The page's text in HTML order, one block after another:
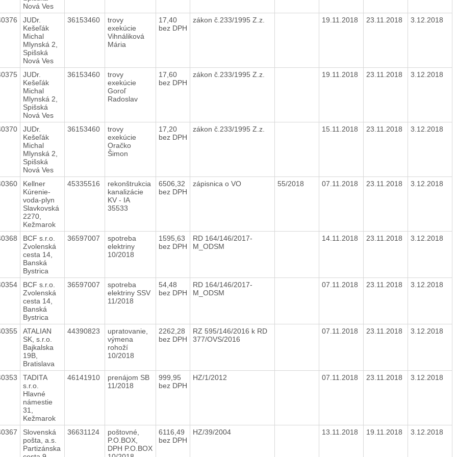
Nová Ves
JUDr.
Kešeľák
Michal
Mlynská 2,
Spišská
Nová Ves
36153460
trovy
exekúcie
Vihnáliková
Mária
17,40
bez DPH
zákon č.233/1995 Z.z. 19.11.2018 23.11.2018 3.12.2018
JUDr.
Kešeľák
Michal
Mlynská 2,
Spišská
Nová Ves
36153460
trovy
exekúcie
Goroľ
Radoslav
17,60
bez DPH
zákon č.233/1995 Z.z. 19.11.2018 23.11.2018 3.12.2018
JUDr.
Kešeľák
Michal
Mlynská 2,
Spišská
Nová Ves
36153460
trovy
exekúcie
Oračko
Šimon
17,20
bez DPH
zákon č.233/1995 Z.z. 15.11.2018 23.11.2018 3.12.2018
Kellner
Kúrenie-
voda-plyn
Slavkovská
2270,
Kežmarok
45335516
rekonštrukcia
kanalizácie
KV - IA
35533
6506,32
bez DPH
zápisnica o VO 55/2018 07.11.2018 23.11.2018 3.12.2018
BCF s.r.o.
Zvolenská
cesta 14,
Banská
Bystrica
36597007
spotreba
elektriny
10/2018
1595,63
bez DPH
RD 164/146/2017-
M_ODSM
14.11.2018 23.11.2018 3.12.2018
BCF s.r.o.
Zvolenská
cesta 14,
Banská
Bystrica
36597007
spotreba
elektriny SSV
11/2018
54,48
bez DPH
RD 164/146/2017-
M_ODSM
07.11.2018 23.11.2018 3.12.2018
ATALIAN
SK, s.r.o.
Bajkalska
19B,
Bratislava
44390823
upratovanie,
výmena
rohoží
10/2018
2262,28
bez DPH
RZ 595/146/2016 k RD
377/OVS/2016
07.11.2018 23.11.2018 3.12.2018
TADITA
s.r.o.
Hlavné
námestie
31,
Kežmarok
46141910
prenájom SB
11/2018
999,95
bez DPH
HZ/1/2012 07.11.2018 23.11.2018 3.12.2018
Slovenská
pošta, a.s.
Partizánska
36631124
poštovné,
P.O.BOX,
DPH P.O.BOX
6116,49
bez DPH
HZ/39/2004 13.11.2018 19.11.2018 3.12.2018